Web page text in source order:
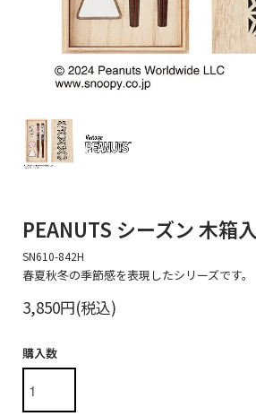
PEANUTS シーズン 木箱
SN610-842H
春夏秋冬の季節感を表現したシリーズです。
3,850円(税込)
購入数